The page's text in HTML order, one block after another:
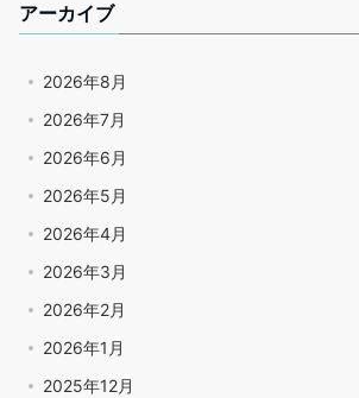
アーカイブ
2026年8月
2026年7月
2026年6月
2026年5月
2026年4月
2026年3月
2026年2月
2026年1月
2025年12月